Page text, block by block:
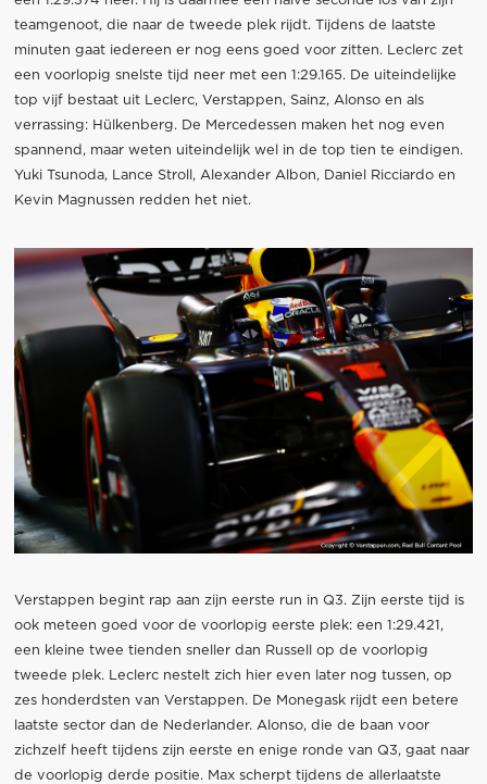
teamgenoot, die naar de tweede plek rijdt. Tijdens de laatste
minuten gaat iedereen er nog eens goed voor zitten. Leclerc zet
een voorlopig snelste tijd neer met een 1:29.165. De uiteindelijke
top vijf bestaat uit Leclerc, Verstappen, Sainz, Alonso en als
verrassing: Hülkenberg. De Mercedessen maken het nog even
spannend, maar weten uiteindelijk wel in de top tien te eindigen.
Yuki Tsunoda, Lance Stroll, Alexander Albon, Daniel Ricciardo en
Kevin Magnussen redden het niet.
Verstappen begint rap aan zijn eerste run in Q3. Zijn eerste tijd is
ook meteen goed voor de voorlopig eerste plek: een 1:29.421,
een kleine twee tienden sneller dan Russell op de voorlopig
tweede plek. Leclerc nestelt zich hier even later nog tussen, op
zes honderdsten van Verstappen. De Monegask rijdt een betere
laatste sector dan de Nederlander. Alonso, die de baan voor
zichzelf heeft tijdens zijn eerste en enige ronde van Q3, gaat naar
de voorlopig derde positie. Max scherpt tijdens de allerlaatste